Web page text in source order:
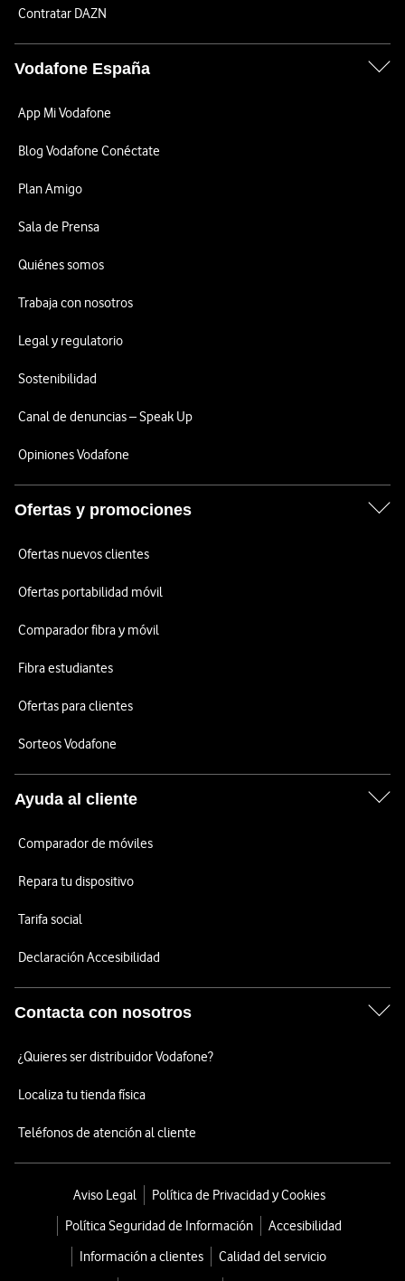
Contratar DAZN
Vodafone España
App Mi Vodafone
Blog Vodafone Conéctate
Plan Amigo
Sala de Prensa
Quiénes somos
Trabaja con nosotros
Legal y regulatorio
Sostenibilidad
Canal de denuncias – Speak Up
Opiniones Vodafone
Ofertas y promociones
Ofertas nuevos clientes
Ofertas portabilidad móvil
Comparador fibra y móvil
Fibra estudiantes
Ofertas para clientes
Sorteos Vodafone
Ayuda al cliente
Comparador de móviles
Repara tu dispositivo
Tarifa social
Declaración Accesibilidad
Contacta con nosotros
¿Quieres ser distribuidor Vodafone?
Localiza tu tienda física
Teléfonos de atención al cliente
Aviso Legal
Política de Privacidad y Cookies
Política Seguridad de Información
Accesibilidad
Información a clientes
Calidad del servicio